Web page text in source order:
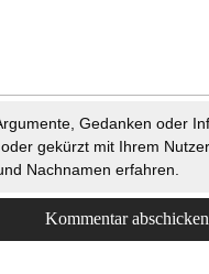
Gedanken oder
gekürzt mit Ihrem
Nachnamen erfahren.